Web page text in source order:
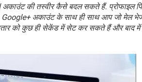
की तस्वीर कैसे बदल सकते हैं. प्रोफाइल
Google+ अकाउंट के साथ ही साथ आप जो मेल
को कुछ ही सेकेंड में सेट कर सकते हैं और बाद में